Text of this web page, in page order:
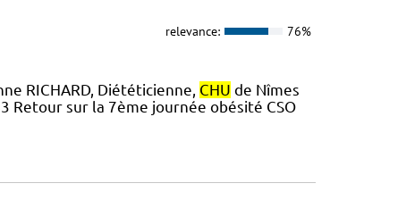
relevance: 76%
RICHARD, Diététicienne, CHU de Nîmes
Retour sur la 7ème journée obésité CSO